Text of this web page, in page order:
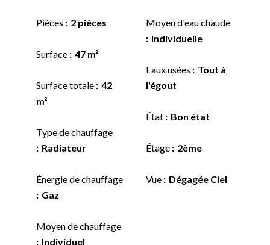
Pièces 2 pièces
Surface 47 m²
Surface totale
42
m²
Type de chauffage
Radiateur
Énergie de chauffage
Gaz
Moyen de chauffage
Individuel
Moyen d'eau chaude
Individuelle
Eaux usées
Tout à
l'égout
État Bon état
Étage 2ème
Vue Dégagée Ciel